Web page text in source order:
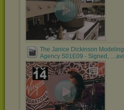
The Janice Dickinson Modeling
Agency S01E09 - Signed, ....avi